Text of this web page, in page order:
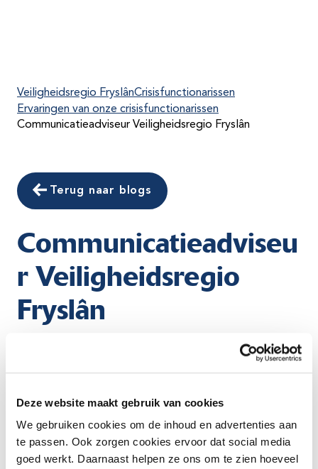
Deze website maakt gebruik van cookies
We gebruiken cookies om de inhoud en advertenties aan
te passen. Ook zorgen cookies ervoor dat social media
goed werkt. Daarnaast helpen ze ons om te zien hoeveel
Veiligheidsregio FryslânCrisisfunctionarissen
Ervaringen van onze crisisfunctionarissen
Communicatieadviseur Veiligheidsregio Fryslân
Terug naar blogs
Communicatieadviseu
r Veiligheidsregio
Fryslân
“We laten nu zien hoe sterk we zijn als samenleving en
Bekijk hieronder het interview met Rob Leemhuis: